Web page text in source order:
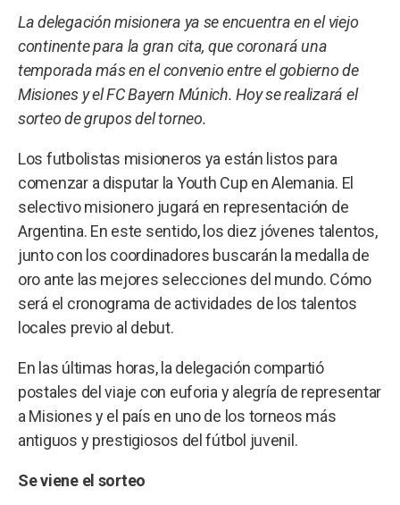
La delegación misionera ya se encuentra en el viejo
continente para la gran cita, que coronará una
temporada más en el convenio entre el gobierno de
Misiones y el FC Bayern Múnich. Hoy se realizará el
sorteo de grupos del torneo.
Los futbolistas misioneros ya están listos para
comenzar a disputar la Youth Cup en Alemania. El
selectivo misionero jugará en representación de
Argentina. En este sentido, los diez jóvenes talentos,
junto con los coordinadores buscarán la medalla de
oro ante las mejores selecciones del mundo. Cómo
será el cronograma de actividades de los talentos
locales previo al debut.
En las últimas horas, la delegación compartió
postales del viaje con euforia y alegría de representar
a Misiones y el país en uno de los torneos más
antiguos y prestigiosos del fútbol juvenil.
Se viene el sorteo